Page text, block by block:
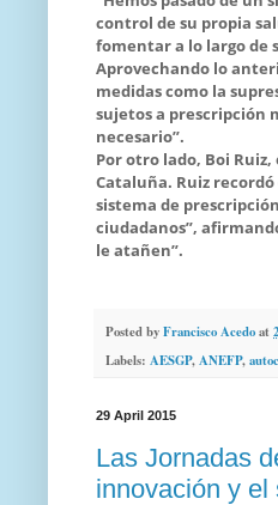
control de su propia
fomentar a lo largo de
Aprovechando lo
medidas como la
sujetos a prescripción
necesario”.
Por otro lado, Boi
Cataluña. Ruiz
sistema de
ciudadanos”,
le atañen”.
Posted byFrancisco Acedoat
Labels: AESGP,ANEFP,
29 April 2015
Las Jornadas
innovación y el